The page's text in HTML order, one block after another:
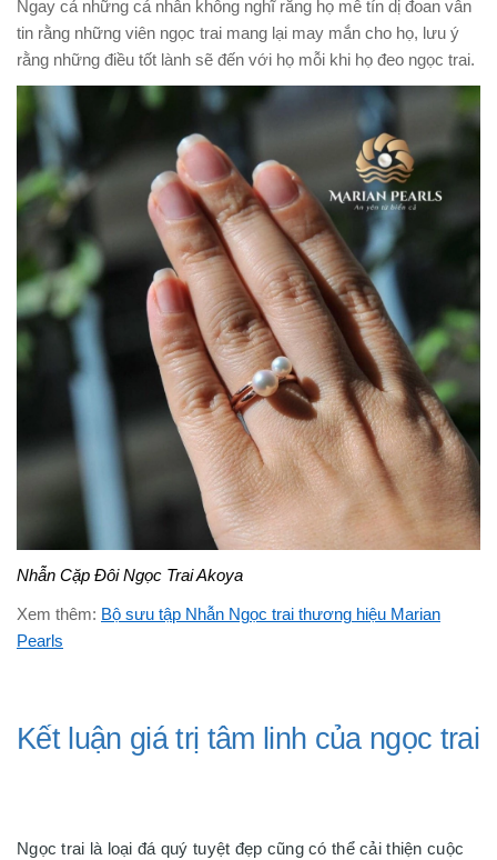
Ngay cả những cá nhân không nghĩ rằng họ mê tín dị đoan vẫn
tin rằng những viên ngọc trai mang lại may mắn cho họ, lưu ý
rằng những điều tốt lành sẽ đến với họ mỗi khi họ đeo ngọc trai.
Nhẫn Cặp Đôi Ngọc Trai Akoya
Xem thêm: Bộ sưu tập Nhẫn Ngọc trai thương hiệu Marian
Pearls
Kết luận giá trị tâm linh của ngọc trai
Ngọc trai là loại đá quý tuyệt đẹp cũng có thể cải thiện cuộc